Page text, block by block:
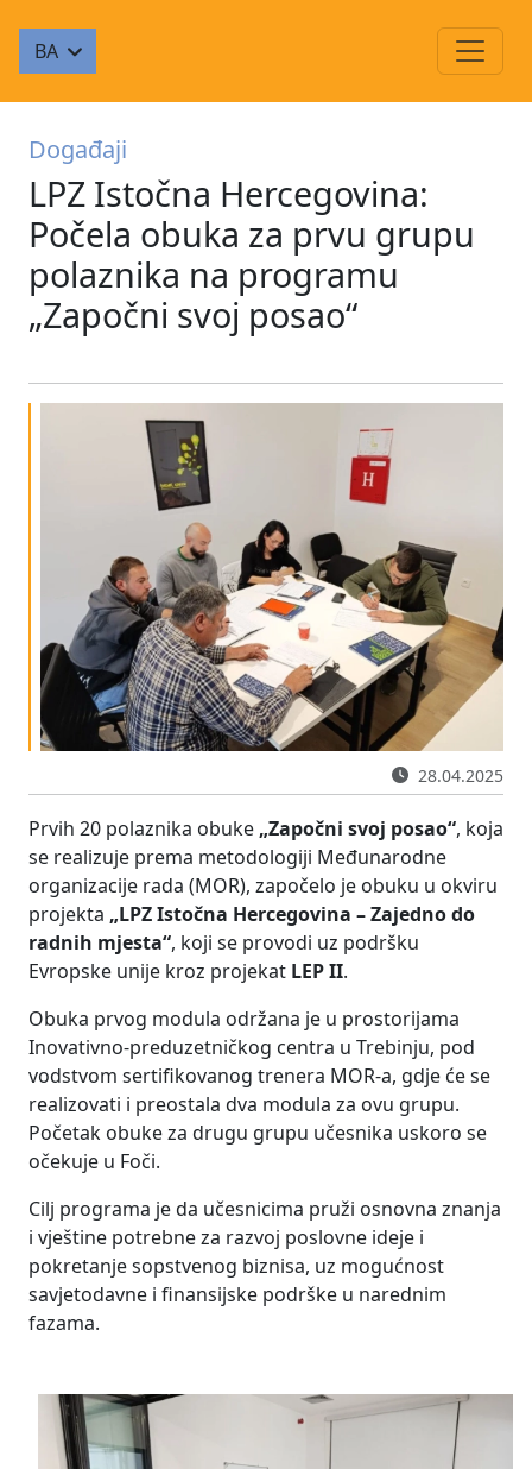
BA
Događaji
LPZ Istočna Hercegovina:
Počela obuka za prvu grupu
polaznika na programu
„Započni svoj posao“
28.04.2025
Prvih 20 polaznika obuke „Započni svoj posao“, koja
se realizuje prema metodologiji Međunarodne
organizacije rada (MOR), započelo je obuku u okviru
projekta „LPZ Istočna Hercegovina – Zajedno do
radnih mjesta“, koji se provodi uz podršku
Evropske unije kroz projekat LEP II.
Obuka prvog modula održana je u prostorijama
Inovativno-preduzetničkog centra u Trebinju, pod
vodstvom sertifikovanog trenera MOR-a, gdje će se
realizovati i preostala dva modula za ovu grupu.
Početak obuke za drugu grupu učesnika uskoro se
očekuje u Foči.
Cilj programa je da učesnicima pruži osnovna znanja
i vještine potrebne za razvoj poslovne ideje i
pokretanje sopstvenog biznisa, uz mogućnost
savjetodavne i finansijske podrške u narednim
fazama.